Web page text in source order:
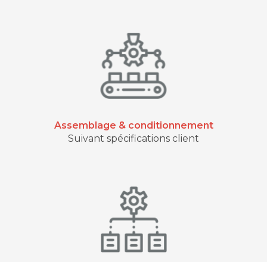
Assemblage & conditionnement
Suivant spécifications client